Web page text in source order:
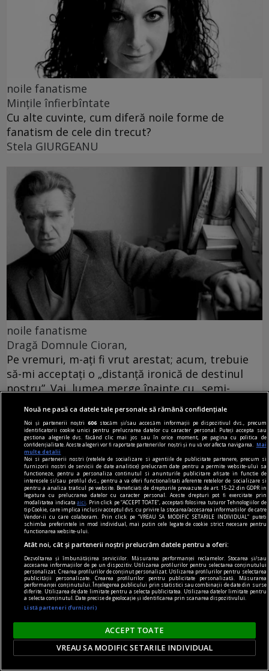
noile fanatisme
Mințile înfierbîntate
Cu alte cuvinte, cum diferă noile forme de
fanatism de cele din trecut?
Stela GIURGEANU
noile fanatisme
Dragă Domnule Cioran,
Pe vremuri, m-ați fi vrut arestat; acum, trebuie
să-mi acceptați o „distanță ironică de destinul
nostru”. Vai, lumea merge înainte cu „semi-
idealuri”!
noile fanatisme
„Rezistența acerbă a tuturor partidelor de a se
de fanatism românesc” interviu cu jurnalistul
Cătălin PRISACARIU, cofondator Defapt.ro
Asta e o întrebare care are foarte multe
Nouă ne pasă ca datele tale personale să rămână confidențiale
Noi și partenerii noștri606 stocăm și/sau accesăm informații pe dispozitivul dvs., precum
identificatorii cookie unici pentru prelucrarea datelor cu caracter personal. Puteți accepta sau
gestiona alegerile dvs. făcând clic mai jos sau în orice moment, pe pagina cu politica de
confidențialitate. Aceste alegeri vor fi raportate partenerilor noștri și nu vă vor afecta navigarea.
Mai
multe detalii
Noi si partenerii nostri (retelele de socializare si agentiile de publicitate partenere, precum si
furnizorii nostri de servicii de date analitice) prelucram date pentru a permite website-ului sa
functioneze, pentru a personaliza continutul si anunturile publicitare afisate in functie de
interesele si/sau profilul dvs., pentru a va oferi functionalitati aferente retelelor de socializare si
pentru a analiza traficul pe website. Beneficiati de drepturile prevazute de art. 15-22 din GDPR in
legatura cu prelucrarea datelor cu caracter personal. Aceste drepturi pot fi exercitate prin
modalitatea indicataaici
. Prin click pe “ACCEPT TOATE”, acceptati folosirea tuturor Tehnologiilor de
tip Cookie, care implica inclusiv acceptul dvs. cu privire la stocarea/accesarea informatiilor de catre
Vendor-ii cu care colaboram. Prin click pe “VREAU SA MODIFIC SETARILE INDIVIDUAL” puteti
schimba preferintele in mod individual, mai putin cele legate de cookie strict necesare pentru
functionarea website-ului.
Atât noi, cât și partenerii noștri prelucrăm datele pentru a oferi:
Dezvoltarea și îmbunătățirea serviciilor. Măsurarea performanței reclamelor. Stocarea și/sau
accesarea informațiilor de pe un dispozitiv. Utilizarea profilurilor pentru selectarea conținutului
personalizat. Crearea profilurilor de conținut personalizat. Utilizarea profilurilor pentru selectarea
publicității personalizate. Crearea profilurilor pentru publicitate personalizată. Măsurarea
performanței conținutului. Înțelegerea publicului prin statistici sau combinații de date din surse
diferite. Utilizarea de date limitate pentru a selecta publicitatea. Utilizarea datelor limitate pentru
a selecta conținutul. Date precise de geolocație și identificarea prin scanarea dispozitivului.
Listă parteneri (furnizori)
ACCEPT TOATE
VREAU SA MODIFIC SETARILE INDIVIDUAL